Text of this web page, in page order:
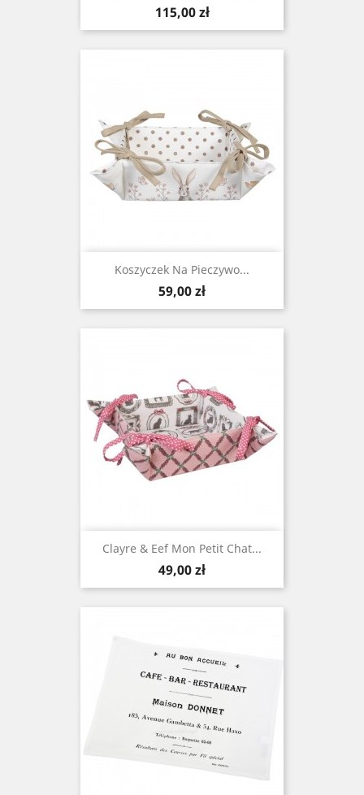
Cena
115,00 zł
Koszyczek Na Pieczywo...
Cena
59,00 zł
Clayre & Eef Mon Petit Chat...
Cena
49,00 zł